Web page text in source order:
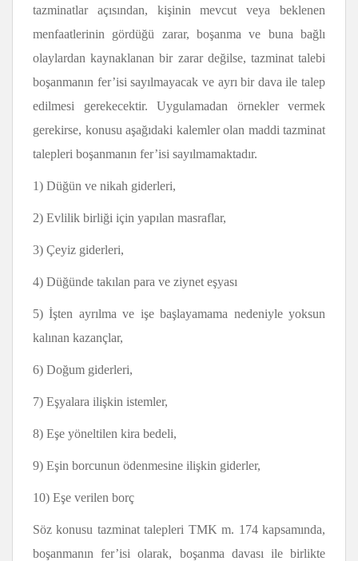
tazminatlar açısından, kişinin mevcut veya beklenen
menfaatlerinin gördüğü zarar, boşanma ve buna bağlı
olaylardan kaynaklanan bir zarar değilse, tazminat talebi
boşanmanın fer’isi sayılmayacak ve ayrı bir dava ile talep
edilmesi gerekecektir. Uygulamadan örnekler vermek
gerekirse, konusu aşağıdaki kalemler olan maddi tazminat
talepleri boşanmanın fer’isi sayılmamaktadır.
1) Düğün ve nikah giderleri,
2) Evlilik birliği için yapılan masraflar,
3) Çeyiz giderleri,
4) Düğünde takılan para ve ziynet eşyası
5) İşten ayrılma ve işe başlayamama nedeniyle yoksun
kalınan kazançlar,
6) Doğum giderleri,
7) Eşyalara ilişkin istemler,
8) Eşe yöneltilen kira bedeli,
9) Eşin borcunun ödenmesine ilişkin giderler,
10) Eşe verilen borç
Söz konusu tazminat talepleri TMK m. 174 kapsamında,
boşanmanın fer’isi olarak, boşanma davası ile birlikte